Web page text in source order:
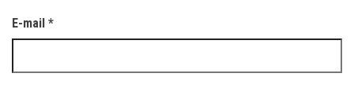
E-mail *